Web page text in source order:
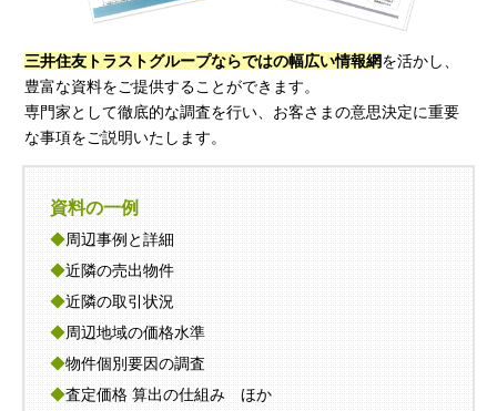
三井住友トラストグループならではの幅広い情報網を活かし、
豊富な資料をご提供することができます。
専門家として徹底的な調査を行い、お客さまの意思決定に重要
な事項をご説明いたします。
資料の一例
◆周辺事例と詳細
◆近隣の売出物件
◆近隣の取引状況
◆周辺地域の価格水準
◆物件個別要因の調査
◆査定価格 算出の仕組み ほか